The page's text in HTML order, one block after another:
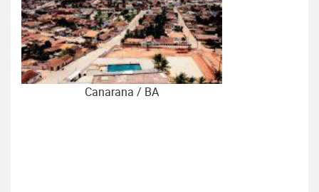
Canarana / BA